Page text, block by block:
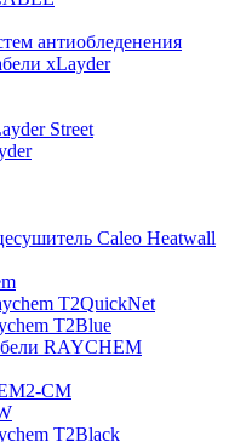
антиобледенения
xLayder
Street
Caleo Heatwall
T2QuickNet
T2Blue
RAYCHEM
CM
T2Black